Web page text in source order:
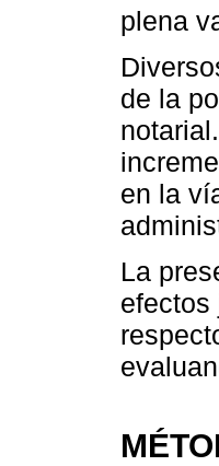
plena
de la
en la
La
efectos